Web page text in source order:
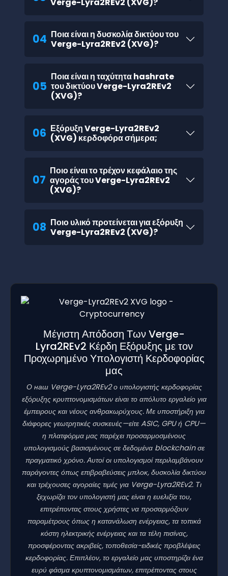
04 Ποια είναι η δυσκολία δικτύου του
Verge-Lyra2REv2 (XVG)?
05
Ποια είναι η ταχύτητα hashrate
του δικτύου Verge-Lyra2REv2
(XVG)?
06 Εξόρυξη Verge-Lyra2REv2
(XVG) κερδοφόρα σήμερα;
07
Ποιο είναι το τρέχον κεφάλαιο της
αγοράς του Verge-Lyra2REv2
(XVG)?
08 Ποιο υλικό προτείνεται για εξόρυξη
Verge-Lyra2REv2 (XVG)?
Μέγιστη Απόδοση Των Verge-
Lyra2REv2 Κέρδη Εξόρυξης με τον
Προχωρημένο Υπολογιστή Κερδοφορίας
μας
Ο наш Verge-Lyra2REv2 ο υπολογιστής κερδοφορίας
εξόρυξης κρυπτονομισμάτων είναι το απόλυτο εργαλείο για
έμπειρους και νέους ανθρακωρύχους. Με υποστήριξη για
διάφορες γεωτρητικές συσκευές—είτε ASIC, GPU ή CPU—
η πλατφόρμα μας παρέχει προσαρμοσμένους
υπολογισμούς βασισμένους σε δεδομένα blockchain σε
πραγματικό χρόνο. Αυτοί οι υπολογισμοί περιλαμβάνουν
παράγοντες όπως επιβραβεύσεις μπλοκ, δυσκολία δικτύου
και τρέχουσες αγοραίες τιμές για Verge-Lyra2REv2. Τι
ξεχωρίζει τον υπολογιστή μας είναι η ευελιξία του,
επιτρέποντας στους χρήστες να προσαρμόζουν
παραμέτρους όπως η κατανάλωση ενέργειας, τα τοπικά
κόστη ηλεκτρικής ενέργειας και τα τέλη πισίνας,
προσφέροντας ακριβείς, τοποθεσία-ειδικές προβλέψεις
κερδοφορίας. Επιπλέον, το εργαλείο μας υποστηρίζει ένα
ευρύ φάσμα κρυπτονομισμάτων, επιτρέποντας στους